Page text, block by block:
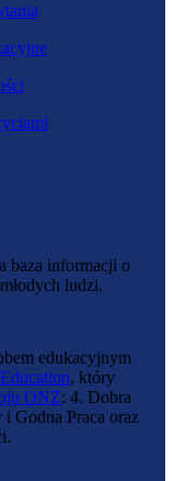
baza informacji o
ludzi.
edukacyjnym
, który
ONZ: 4. Dobra
Godna Praca oraz